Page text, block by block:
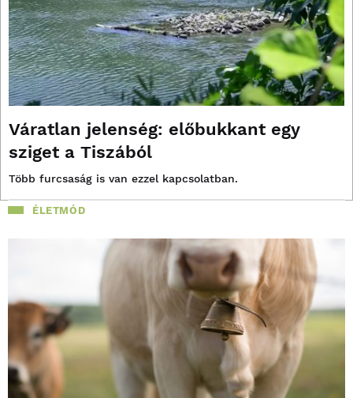
Váratlan jelenség: előbukkant egy
sziget a Tiszából
Több furcsaság is van ezzel kapcsolatban.
ÉLETMÓD